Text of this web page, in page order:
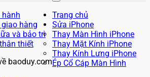
hàng
và bảo trì
thiết
baoduy.com
Trang chủ
Sửa iPhone
Thay Màn Hình iPhone
Thay Mặt Kính iPhone
Thay Kính Lưng iPhone
Ép Cổ Cáp Màn Hình